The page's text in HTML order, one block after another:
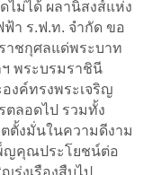
ม่ได้ ผลานิสงส์แห่ง
า ร.ฟ.ท. จำกัด ขอ
าชกุศลแด่พระบาท
ฯ พระบรมราชินี
งค์ทรงพระเจริญ
ตลอดไป รวมทั้ง
ตั้งมั่นในความดีงาม
ญคุณประโยชน์ต่อ
รุ่งเรืองสืบไป